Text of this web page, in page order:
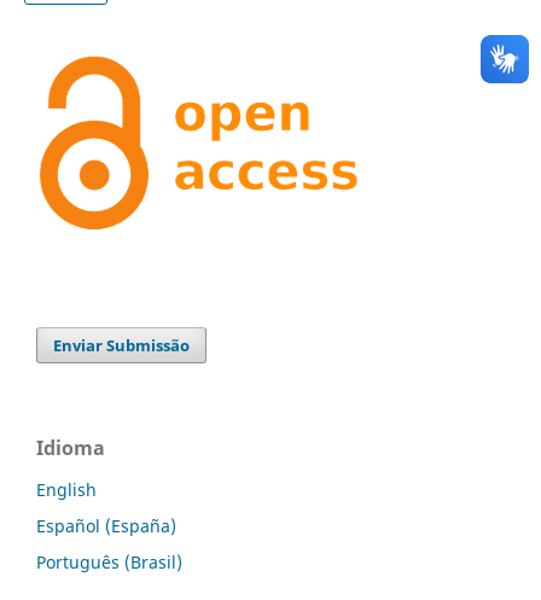
Enviar Submissão
Idioma
English
Español (España)
Português (Brasil)